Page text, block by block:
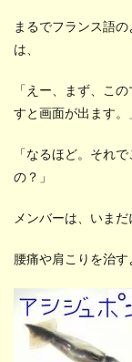
まるでフランス語
は、
「えー、まず、こ
すと画面が出ます。
「なるほど。それ
の？」
メンバーは、いま
腰痛や肩こりを治す